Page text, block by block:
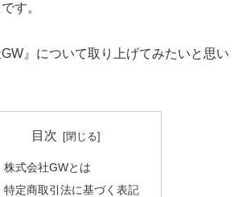
す。
』について取り上げてみたいと思い
目次
株式会社GWとは
特定商取引法に基づく表記